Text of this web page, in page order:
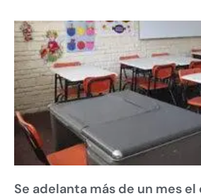
Se adelanta más de un mes